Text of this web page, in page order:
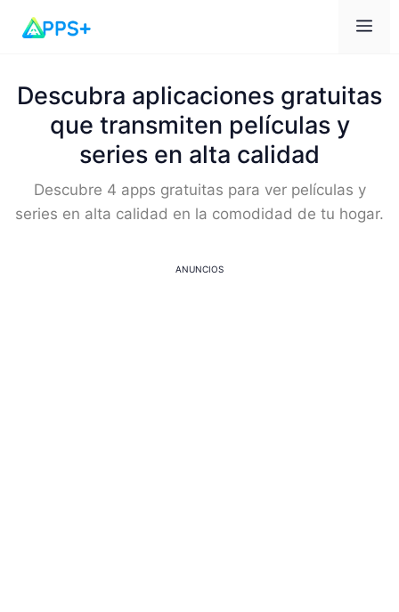
Descubra aplicaciones gratuitas
que transmiten películas y
series en alta calidad
Descubre 4 apps gratuitas para ver películas y
series en alta calidad en la comodidad de tu hogar.
ANUNCIOS